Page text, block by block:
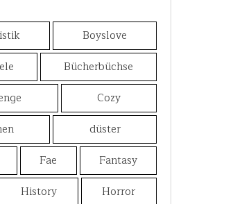
Boyslove
Bücherbüchse
Cozy
düster
Fae
Fantasy
History Horror